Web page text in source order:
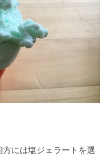
には塩ジェラートを選